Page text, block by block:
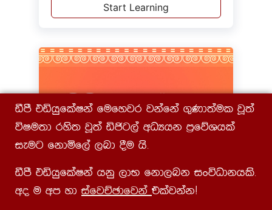
Start Learning
ත්‍රිපිටක ධර්මය
ãmS tähqflaIka fufyjr jkafka .=Kd;aul jQ;a
úIu;d rys; jQ;a äðg,a wOHhk m%fõYhla
ieug fkdñf,a ,nd §u hs¡
ãmS tähqflaIka hkq ,dN fkd,nk ixúOdkhls¡
wo u wm ydiafjÉPdfjka tlajkakæ